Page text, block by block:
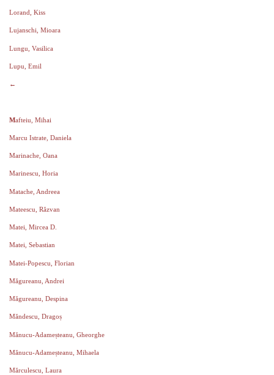
Lorand, Kiss
Lujanschi, Mioara
Lungu, Vasilica
Lupu, Emil
←
Mafteiu, Mihai
Marcu Istrate, Daniela
Marinache, Oana
Marinescu, Horia
Matache, Andreea
Mateescu, Răzvan
Matei, Mircea D.
Matei, Sebastian
Matei-Popescu, Florian
Măgureanu, Andrei
Măgureanu, Despina
Măndescu, Dragoș
Mănucu-Adameșteanu, Gheorghe
Mănucu-Adameșteanu, Mihaela
Mărculescu, Laura